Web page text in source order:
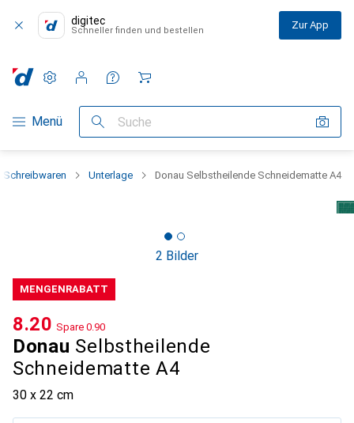
digitec
Schneller finden und bestellen Zur App
Navigation nach Kategorien
Menü Suche
Einstellungen
Kundenkonto
Vergleichslisten
Merklisten
Warenkorb
Schreibwaren Unterlage Donau Selbstheilende Schneidematte A4
2 Bilder
MENGENRABATT
Donau Selbstheilende
Schneidematte A4
30 x 22 cm
CHF
8.20 Spare CHF
0.90